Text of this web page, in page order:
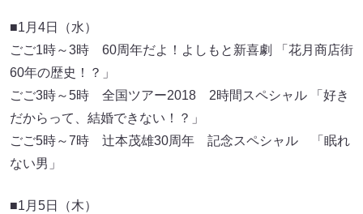
■1月4日（水）
ごご1時～3時 60周年だよ！よしもと新喜劇 「花月商店街
60年の歴史！？」
ごご3時～5時 全国ツアー2018 2時間スペシャル 「好き
だからって、結婚できない！？」
ごご5時～7時 辻本茂雄30周年 記念スペシャル 「眠れ
ない男」
■1月5日（木）